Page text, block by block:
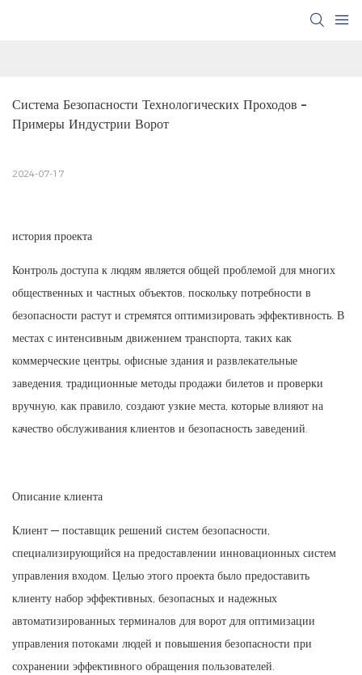
Система Безопасности Технологических Проходов –
Примеры Индустрии Ворот
2024-07-17
история проекта
Контроль доступа к людям является общей проблемой для многих
общественных и частных объектов, поскольку потребности в
безопасности растут и стремятся оптимизировать эффективность. В
местах с интенсивным движением транспорта, таких как
коммерческие центры, офисные здания и развлекательные
заведения, традиционные методы продажи билетов и проверки
вручную, как правило, создают узкие места, которые влияют на
качество обслуживания клиентов и безопасность заведений.
Описание клиента
Клиент — поставщик решений систем безопасности,
специализирующийся на предоставлении инновационных систем
управления входом. Целью этого проекта было предоставить
клиенту набор эффективных, безопасных и надежных
автоматизированных терминалов для ворот для оптимизации
управления потоками людей и повышения безопасности при
сохранении эффективного обращения пользователей.